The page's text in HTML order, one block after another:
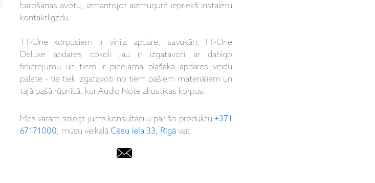
barošanas avotu, izmantojot aizmugurē iepriekš instalētu
kontaktligzdu.
TT-One korpusiem ir vinila apdare, savukārt TT-One
Deluxe apdares cokoli jau ir izgatavoti ar dabīgo
finierējumu un tiem ir pieejama plašāka apdares veidu
palete - tie tiek izgatavoti no tiem pašiem materiāliem un
tajā pašā rūpnīcā, kur Audio Note akustikas korpusi.
Mēs varam sniegt jums konsultāciju par šo produktu+371
67171000, mūsu veikalāCēsu iela 33, Rīgāvai: